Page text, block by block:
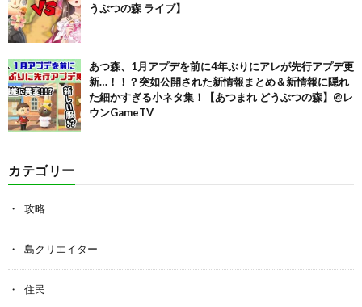
うぶつの森 ライブ】
あつ森、1月アプデを前に4年ぶりにアレが先行アプデ更
新…！！？突如公開された新情報まとめ＆新情報に隠れ
た細かすぎる小ネタ集！【あつまれ どうぶつの森】@レ
ウンGameTV
カテゴリー
攻略
島クリエイター
住民